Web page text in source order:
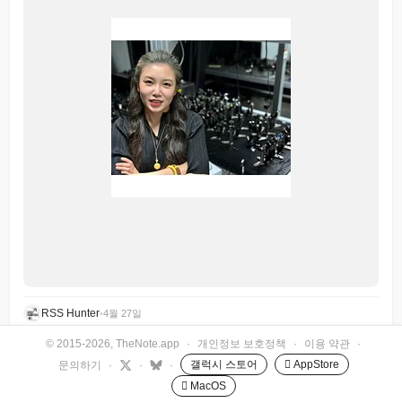
RSS Hunter•4월 27일
© 2015-2026, TheNote.app · 개인정보 보호정책 · 이용 약관
·
문의하기
· · · 갤럭시 스토어
 AppStore
 MacOS